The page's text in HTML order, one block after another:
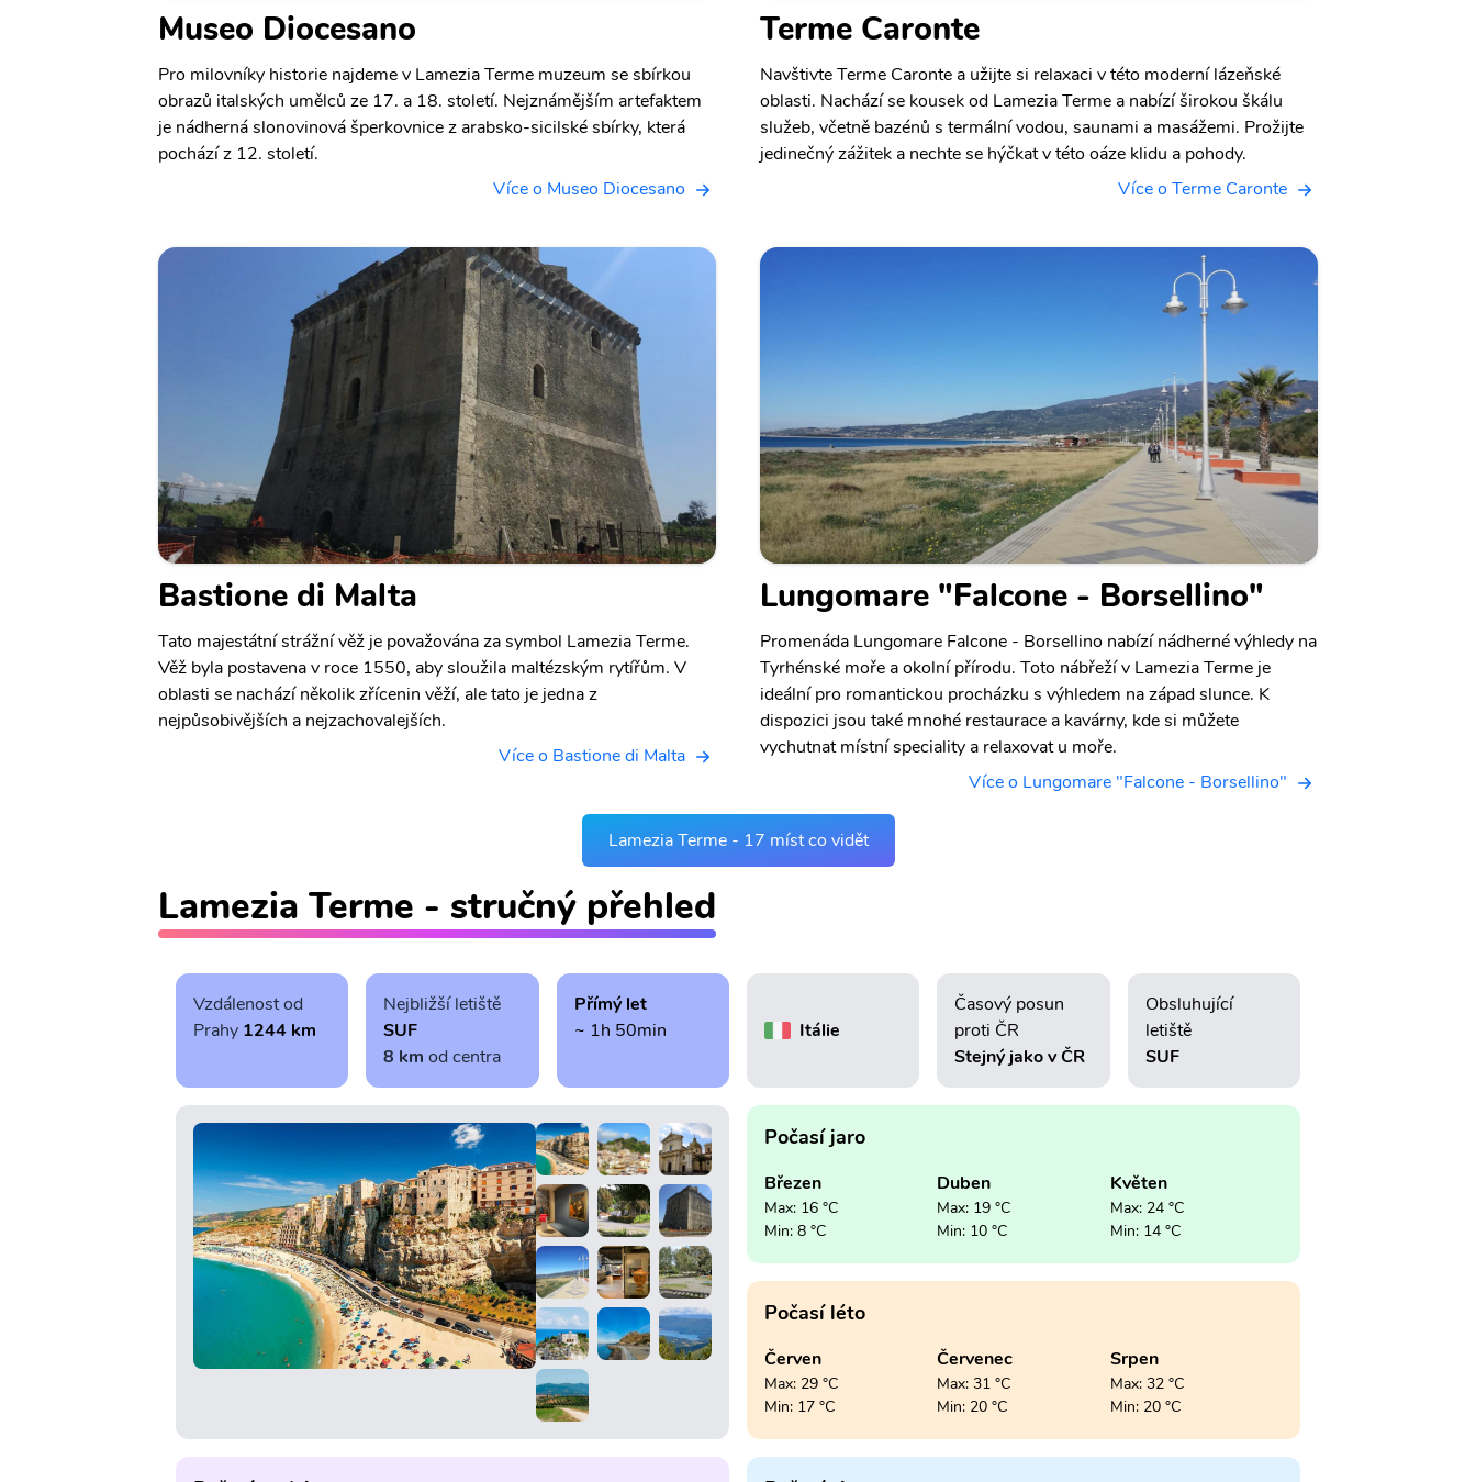
Museo Diocesano
Pro milovníky historie najdeme v Lamezia Terme muzeum se sbírkou
obrazů italských umělců ze 17. a 18. století. Nejznámějším artefaktem
je nádherná slonovinová šperkovnice z arabsko-sicilské sbírky, která
pochází z 12. století.
Více o Museo Diocesano
Terme Caronte
Navštivte Terme Caronte a užijte si relaxaci v této moderní lázeňské
oblasti. Nachází se kousek od Lamezia Terme a nabízí širokou škálu
služeb, včetně bazénů s termální vodou, saunami a masážemi. Prožijte
jedinečný zážitek a nechte se hýčkat v této oáze klidu a pohody.
Více o Terme Caronte
Bastione di Malta
Tato majestátní strážní věž je považována za symbol Lamezia Terme.
Věž byla postavena v roce 1550, aby sloužila maltézským rytířům. V
oblasti se nachází několik zřícenin věží, ale tato je jedna z
nejpůsobivějších a nejzachovalejších.
Více o Bastione di Malta
Lungomare "Falcone - Borsellino"
Promenáda Lungomare Falcone - Borsellino nabízí nádherné výhledy na
Tyrhénské moře a okolní přírodu. Toto nábřeží v Lamezia Terme je
ideální pro romantickou procházku s výhledem na západ slunce. K
dispozici jsou také mnohé restaurace a kavárny, kde si můžete
vychutnat místní speciality a relaxovat u moře.
Více o Lungomare "Falcone - Borsellino"
Lamezia Terme - 17 míst co vidět
Lamezia Terme - stručný přehled
Vzdálenost od
Prahy 1244 km
Nejbližší letiště
SUF
8 km od centra
Přímý let
~ 1h 50min
Itálie
Časový posun
proti ČR
Stejný jako v ČR
Obsluhující
letiště
SUF
Počasí jaro
Březen
Max: 16 °C
Min: 8 °C
Duben
Max: 19 °C
Min: 10 °C
Květen
Max: 24 °C
Min: 14 °C
Počasí léto
Červen
Max: 29 °C
Min: 17 °C
Červenec
Max: 31 °C
Min: 20 °C
Srpen
Max: 32 °C
Min: 20 °C